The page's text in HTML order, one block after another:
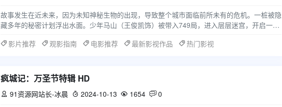
故事发生在近未来，因为未知神秘生物的出现，导致整个城市面临前所未有的危机。一桩被隐
藏多年的秘密计划浮出水面。少年马山（王俊凯饰）被带入749局，进入层层迷宫，开启一程
影片推荐
观影指南 电影推荐 最新影视作品 热门影视
疯城记：万圣节特辑 HD
 91资源网站长-冰晨  2024-10-13  1654  0